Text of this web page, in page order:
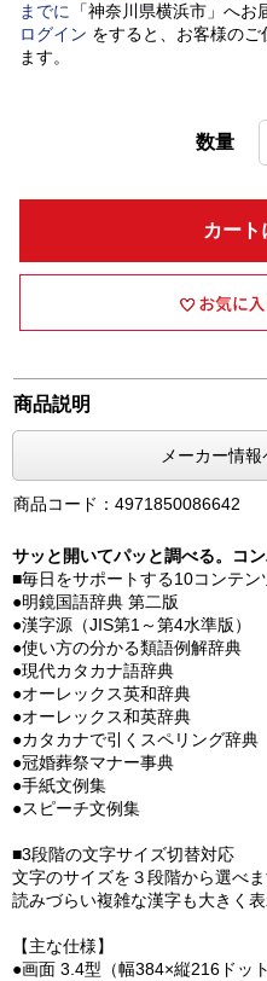
までに
「神奈川県横浜市」 へお
ログイン をすると、お客様の
ます。
数量
カート
商品説明
メーカー情
商品コード：4971850086642
サッと開いてパッと調べる。コ
■毎日をサポートする10コンテン
●明鏡国語辞典 第二版
●漢字源（JIS第1～第4水準版）
●使い方の分かる類語例解辞典
●現代カタカナ語辞典
●オーレックス英和辞典
●オーレックス和英辞典
●カタカナで引くスペリング辞典
●冠婚葬祭マナー事典
●手紙文例集
●スピーチ文例集
■3段階の文字サイズ切替対応
文字のサイズを３段階から選べま
読みづらい複雑な漢字も大きく
【主な仕様】
●画面 3.4型（幅384×縦216ドッ